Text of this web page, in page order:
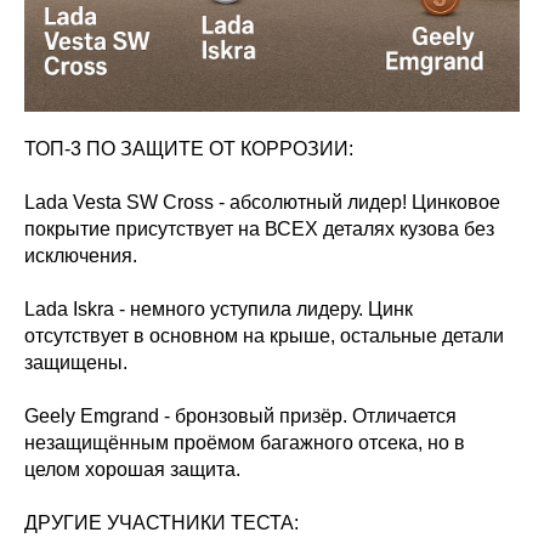
ТОП-3 ПО ЗАЩИТЕ ОТ КОРРОЗИИ:
Lada Vesta SW Cross - абсолютный лидер! Цинковое
покрытие присутствует на ВСЕХ деталях кузова без
исключения.
Lada Iskra - немного уступила лидеру. Цинк
отсутствует в основном на крыше, остальные детали
защищены.
Geely Emgrand - бронзовый призёр. Отличается
незащищённым проёмом багажного отсека, но в
целом хорошая защита.
ДРУГИЕ УЧАСТНИКИ ТЕСТА: